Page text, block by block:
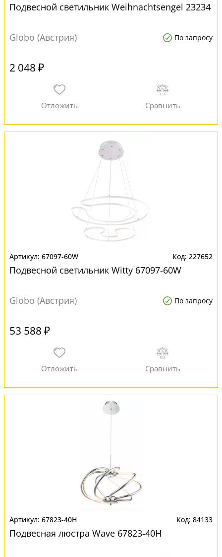
Подвесной светильник Weihnachtsengel 23234
Globo (Австрия) По запросу
2 048 ₽
67097-60W 227652
Подвесной светильник Witty 67097-60W
Globo (Австрия) По запросу
53 588 ₽
67823-40H 84133
Подвесная люстра Wave 67823-40H